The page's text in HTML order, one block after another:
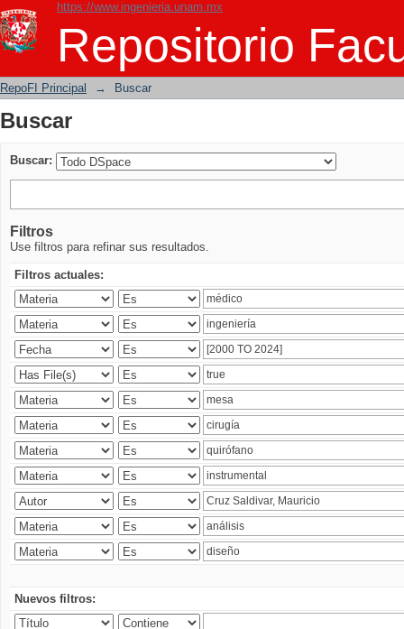
https://www.ingenieria.unam.mx
Repositorio
Buscar
RepoFI Principal → Buscar
Buscar
Buscar:
Filtros
Use filtros para refinar sus resultados.
Filtros actuales:
Nuevos filtros: